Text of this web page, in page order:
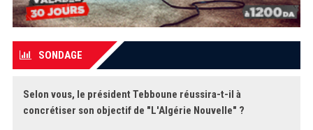
SONDAGE
Selon vous, le président Tebboune réussira-t-il à
concrétiser son objectif de "L'Algérie Nouvelle" ?